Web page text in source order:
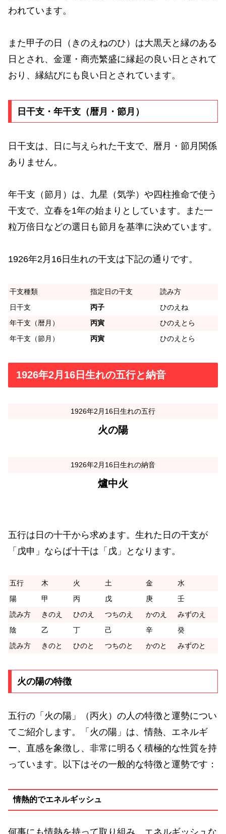
われています。
また甲子の日（きのえねのひ）は大黒天と縁のある
日とされ、金運・商売繁盛に縁起の良い日とされて
おり、縁結びにも良い日とされています。
日干支・年干支（暦月・節月）
日干支は、日に与えられた干支で、暦月・節月関係
ありません。
年干支（節月）は、九星（気学）や四柱推命で使う
干支で、立春を1年の始まりとしています。また一
粒万倍日などの選日も節月を基準に決めています。
1926年2月16日生れの干支は下記の通りです。
干支種類 指定日の干支
読み方
日干支
丙子
ひのえね
年干支（暦月）
丙寅
ひのえとら
年干支（節月）
丙寅 ひのえとら
1926年2月16日生れの五行と納音
1926年2月16日生れの五行
火の陽
1926年2月16日生れの納音
爐中火
五行は日の十干から求めます。生れた日の干支が
「戊申」ならば十干は「戊」となります。
五行 木 火 土 金
水
陽
甲 丙 戊 庚
壬
読み方
きのえ ひのえ つちのえ かのえ
みずのえ
陰
乙 丁 己 辛
癸
読み方
きのと ひのと つちのと かのと みずのと
火の陽の特徴
五行の「火の陽」（丙火）の人の特徴と運勢につい
てご紹介します。「火の陽」は、情熱、エネルギ
ー、直感を象徴し、非常に明るく積極的な性質を持
っています。以下はその一般的な特徴と運勢です：
情熱的でエネルギッシュ
何事にも情熱を持って取り組み、エネルギッシュな